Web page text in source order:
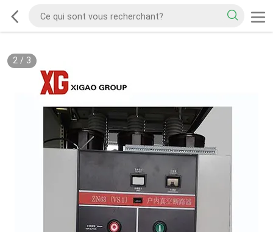
2/ 3